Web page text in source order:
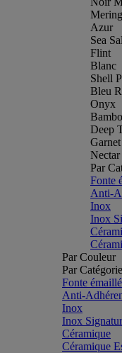
Azur
Sea
Flint
Blanc
Shell
Bleu
Onyx
Deep
Garnet
Nectar
Par
Fonte
Anti-
Inox
Inox
Par Couleur
Par Catégorie
Fonte
Anti-
Inox
Inox
Céramique
Céramique